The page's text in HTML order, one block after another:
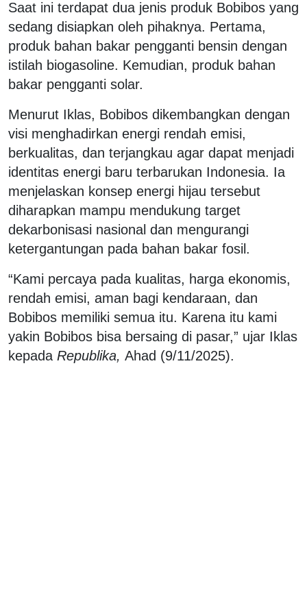
Saat ini terdapat dua jenis produk Bobibos yang
sedang disiapkan oleh pihaknya. Pertama,
produk bahan bakar pengganti bensin dengan
istilah biogasoline. Kemudian, produk bahan
bakar pengganti solar.
Menurut Iklas, Bobibos dikembangkan dengan
visi menghadirkan energi rendah emisi,
berkualitas, dan terjangkau agar dapat menjadi
identitas energi baru terbarukan Indonesia. Ia
menjelaskan konsep energi hijau tersebut
diharapkan mampu mendukung target
dekarbonisasi nasional dan mengurangi
ketergantungan pada bahan bakar fosil.
“Kami percaya pada kualitas, harga ekonomis,
rendah emisi, aman bagi kendaraan, dan
Bobibos memiliki semua itu. Karena itu kami
yakin Bobibos bisa bersaing di pasar,” ujar Iklas
kepada Republika, Ahad (9/11/2025).